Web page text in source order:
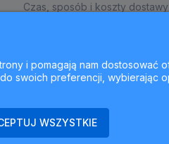
Czas, sposób i koszty dostawy
- ul. Krakowska 367, 43-300
i pomagają nam
swoich preferencji, wybierając
WSZYSTKIE